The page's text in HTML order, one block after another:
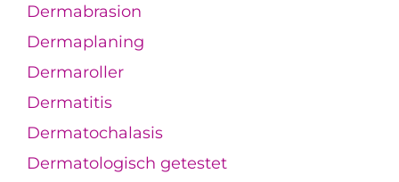
Dermabrasion
Dermaplaning
Dermaroller
Dermatitis
Dermatochalasis
Dermatologisch getestet